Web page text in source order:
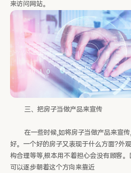
来访问网站。
三、把房子当做产品来宣传
在一些时候,如将房子当做产品来宣传,
好。一个好的房子又表现于什么方面?外
构合理等等,根本用不着担心会没有顾客
可以逐步朝着这个方向来靠近